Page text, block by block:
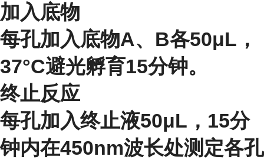
加入底物
每孔加入底物A、B各50μL，
37°C避光孵育15分钟。
终止反应
每孔加入终止液50μL，15分
钟内在450nm波长处测定各孔